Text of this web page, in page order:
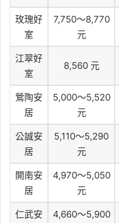
玫瑰好
室
7,750～8,770
元
江翠好
室
8,560 元
鶯陶安
居
5,000～5,520
元
公誠安
居
5,110～5,290
元
開南安
居
4,970～5,050
元
仁武安
4,660～5,900